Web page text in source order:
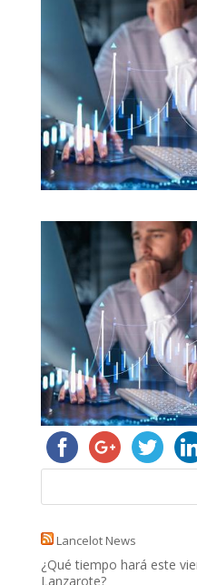
Lancelot News
¿Qué tiempo hará este
Lanzarote?